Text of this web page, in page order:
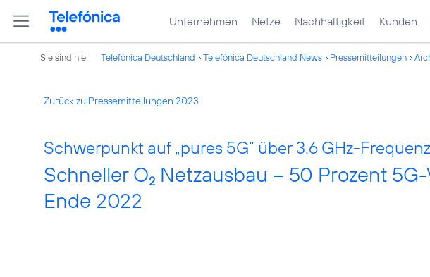
Unternehmen Netze Nachhaltigkeit Kunden
Sie sind hier: Telefónica Deutschland Telefónica Deutschland News Pressemitteilungen
Zurück zu Pressemitteilungen 2023
Schwerpunkt auf „pures 5G“ über 3.6 GHz-
Schneller O2 Netzausbau – 50 Prozent
Ende 2022